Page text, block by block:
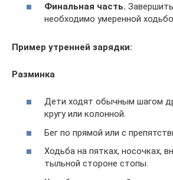
Финальная часть.
необходимо умеренной
Пример утренней зарядки:
Разминка
Дети ходят обычным шагом
кругу или колонной.
Бег по прямой или с
Ходьба на пятках, носочках,
тыльной стороне стопы.